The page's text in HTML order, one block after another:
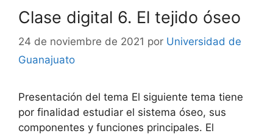
Clase digital 6. El tejido óseo
24 de noviembre de 2021 por Universidad de
Guanajuato
Presentación del tema El siguiente tema tiene
por finalidad estudiar el sistema óseo, sus
componentes y funciones principales. El